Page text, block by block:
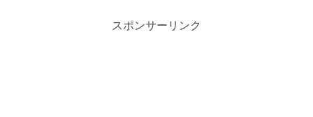
スポンサーリンク